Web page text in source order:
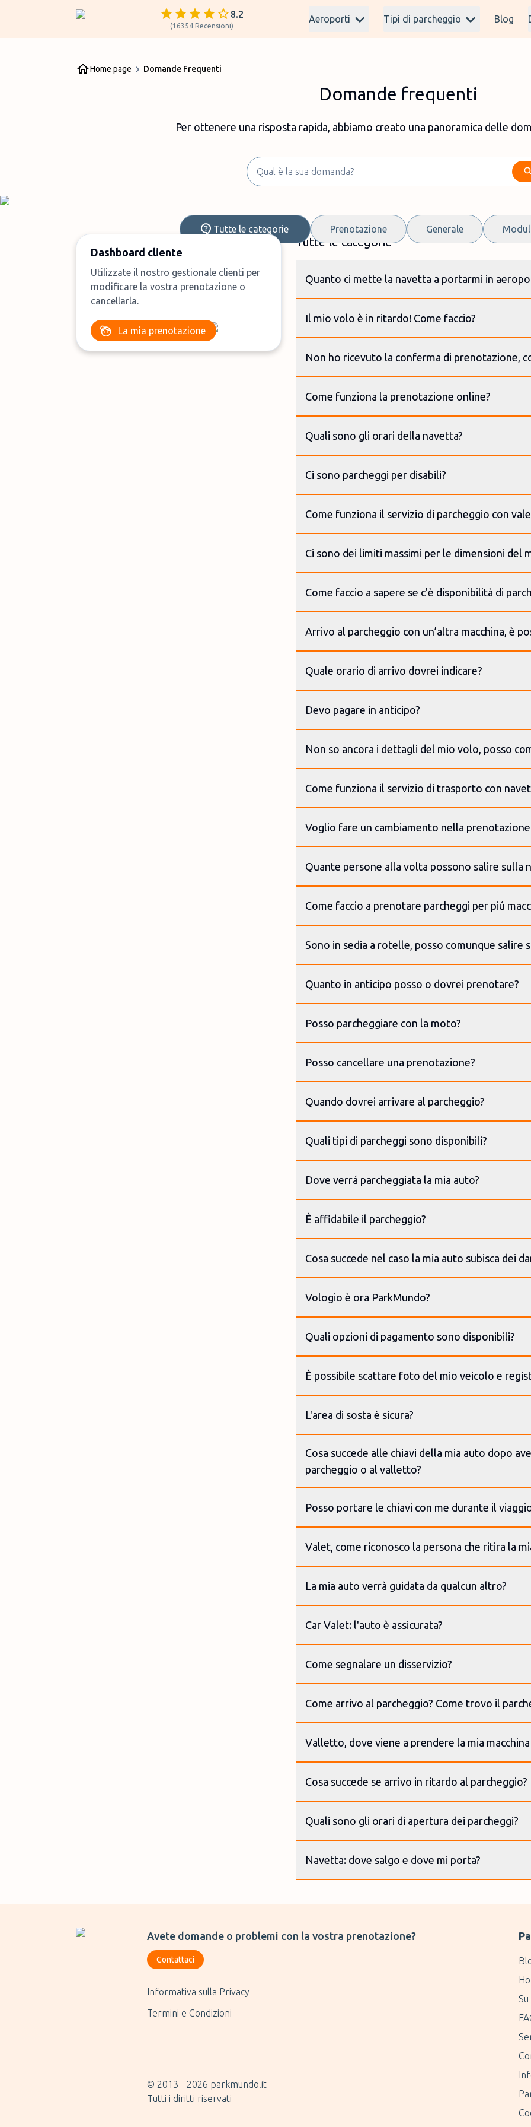
8.2
(16354 Recensioni)
Aeroporti Tipi di parcheggio Blog
Home page Domande Frequenti
Domande frequenti
Per ottenere una risposta rapida, abbiamo creato una panoramica delle
Tutte le categorie Prenotazione Generale
Dashboard cliente
Utilizzate il nostro gestionale clienti per
modificare la vostra prenotazione o
cancellarla.
La mia prenotazione
Tutte le categorie
Quanto ci mette la navetta a portarmi in
Il mio volo è in ritardo! Come faccio?
Non ho ricevuto la conferma di prenotazione,
Come funziona la prenotazione online?
Quali sono gli orari della navetta?
Ci sono parcheggi per disabili?
Come funziona il servizio di parcheggio con
Ci sono dei limiti massimi per le dimensioni del
Come faccio a sapere se c'è disponibilità di
Arrivo al parcheggio con un’altra macchina, è
Quale orario di arrivo dovrei indicare?
Devo pagare in anticipo?
Non so ancora i dettagli del mio volo, posso
Come funziona il servizio di trasporto con
Voglio fare un cambiamento nella
Quante persone alla volta possono salire sulla
Come faccio a prenotare parcheggi per piú
Sono in sedia a rotelle, posso comunque salire
Quanto in anticipo posso o dovrei prenotare?
Posso parcheggiare con la moto?
Posso cancellare una prenotazione?
Quando dovrei arrivare al parcheggio?
Quali tipi di parcheggi sono disponibili?
Dove verrá parcheggiata la mia auto?
È affidabile il parcheggio?
Cosa succede nel caso la mia auto subisca dei
Vologio è ora ParkMundo?
Quali opzioni di pagamento sono disponibili?
È possibile scattare foto del mio veicolo e
L'area di sosta è sicura?
Cosa succede alle chiavi della mia auto dopo
parcheggio o al valletto?
Posso portare le chiavi con me durante il
Valet, come riconosco la persona che ritira la
La mia auto verrà guidata da qualcun altro?
Car Valet: l'auto è assicurata?
Come segnalare un disservizio?
Come arrivo al parcheggio? Come trovo il
Valletto, dove viene a prendere la mia
Cosa succede se arrivo in ritardo al parcheggio?
Quali sono gli orari di apertura dei parcheggi?
Navetta: dove salgo e dove mi porta?
Avete domande o problemi con la vostra prenotazione?
Contattaci
Informativa sulla Privacy
Termini e Condizioni
© 2013 - 2026 parkmundo.it
Tutti i diritti riservati